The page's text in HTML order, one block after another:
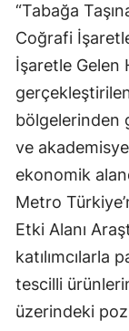
“Tabağa
Coğrafi
İşaretle Gelen
bölgelerinden
ve
ekonomik
Metro
Etki Alanı
katılımcılarla
tescilli
üzerindeki